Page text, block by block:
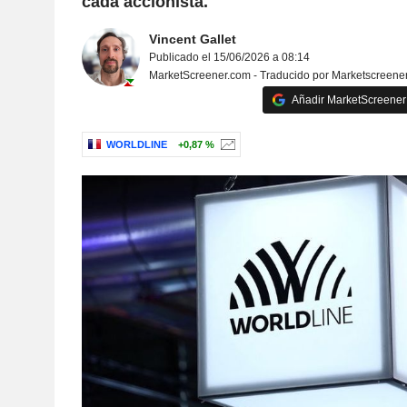
Vincent Gallet
Publicado el 15/06/2026 a 08:14
MarketScreener.com - Traducido por
Añadir
WORLDLINE +0,87 %